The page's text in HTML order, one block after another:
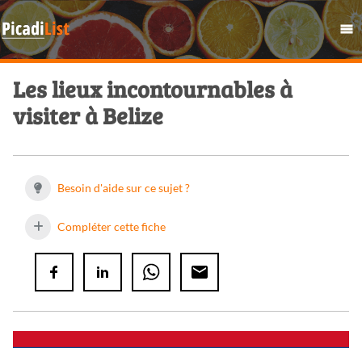
Les lieux incontournables à
visiter à Belize
Besoin d'aide sur ce sujet ?
Compléter cette fiche